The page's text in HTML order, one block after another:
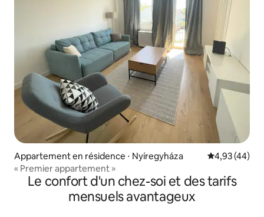
Appartement en résidence ⋅ Nyíregyháza Évaluation
4,93 (44)
« Premier appartement »
Le confort d'un chez-soi et des tarifs
mensuels avantageux